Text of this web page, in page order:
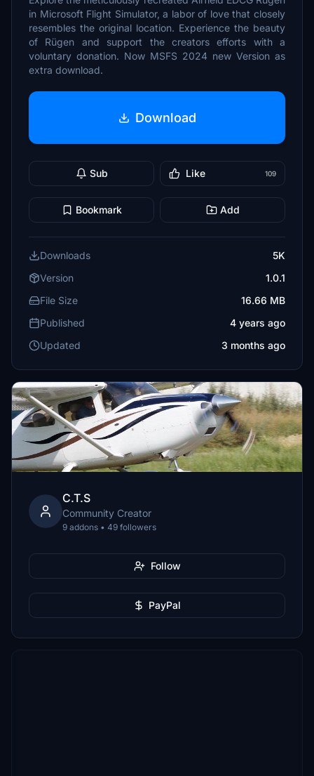
in Microsoft Flight Simulator, a labor of love that closely
resembles the original location. Experience the beauty
of Rügen and support the creators efforts with a
voluntary donation. Now MSFS 2024 new Version as
extra download.
Download
Sub Like 109
Bookmark Add
Downloads
5K
Version
1.0.1
File Size
16.66 MB
Published
4 years ago
Updated
3 months ago
C.T.S
Community Creator
9 addons • 49 followers
Follow
PayPal